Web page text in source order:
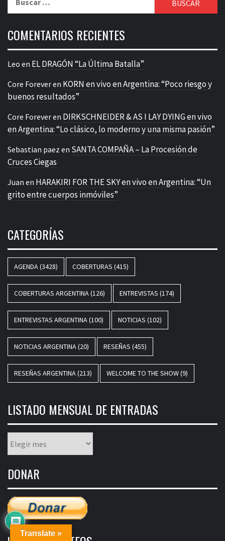
COMENTARIOS RECIENTES
Leo en EL DRAGÓN “La Última Batalla”
Core Foreveren KORN en vivo en Argentina: “Poco riesgo y
buenos resultados”
Core Foreveren DIRKSCHNEIDER & AS I LAY DYING en vivo
en Argentina: “Lo clásico, lo moderno y una misma pasión”
Sebastian paez en SANTA COMPAÑA – La Procesión de
Cruces Ciegas
Juan en HARAKIRI FOR THE SKY en vivo en Argentina: “Un
grito entre cuerpos inmóviles”
CATEGORÍAS
AGENDA(3428) COBERTURAS (415)
COBERTURAS ARGENTINA(126) ENTREVISTAS (174)
ENTREVISTAS ARGENTINA(100) NOTICIAS (102)
NOTICIAS ARGENTINA(20) RESEÑAS (455)
RESEÑAS ARGENTINA(213) WELCOME TO THE SHOW(9)
LISTADO MENSUAL DE ENTRADAS
mensual
entradas
DONAR
Translate »